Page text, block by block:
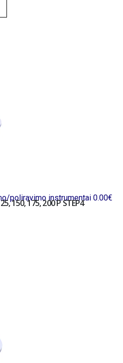
poliravimo instrumentai 0.00€
150, 175, 200 P STEP4